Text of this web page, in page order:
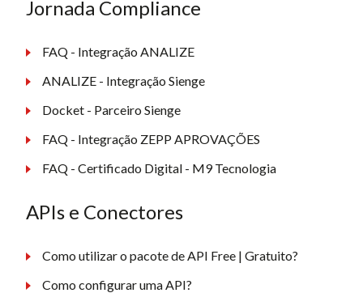
Jornada Compliance
FAQ - Integração ANALIZE
ANALIZE - Integração Sienge
Docket - Parceiro Sienge
FAQ - Integração ZEPP APROVAÇÕES
FAQ - Certificado Digital - M9 Tecnologia
APIs e Conectores
Como utilizar o pacote de API Free | Gratuito?
Como configurar uma API?